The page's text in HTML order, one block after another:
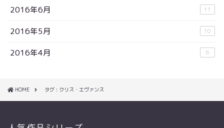
2016年6月 11
2016年5月 10
2016年4月 6
HOME タグ : クリス・エヴァンス